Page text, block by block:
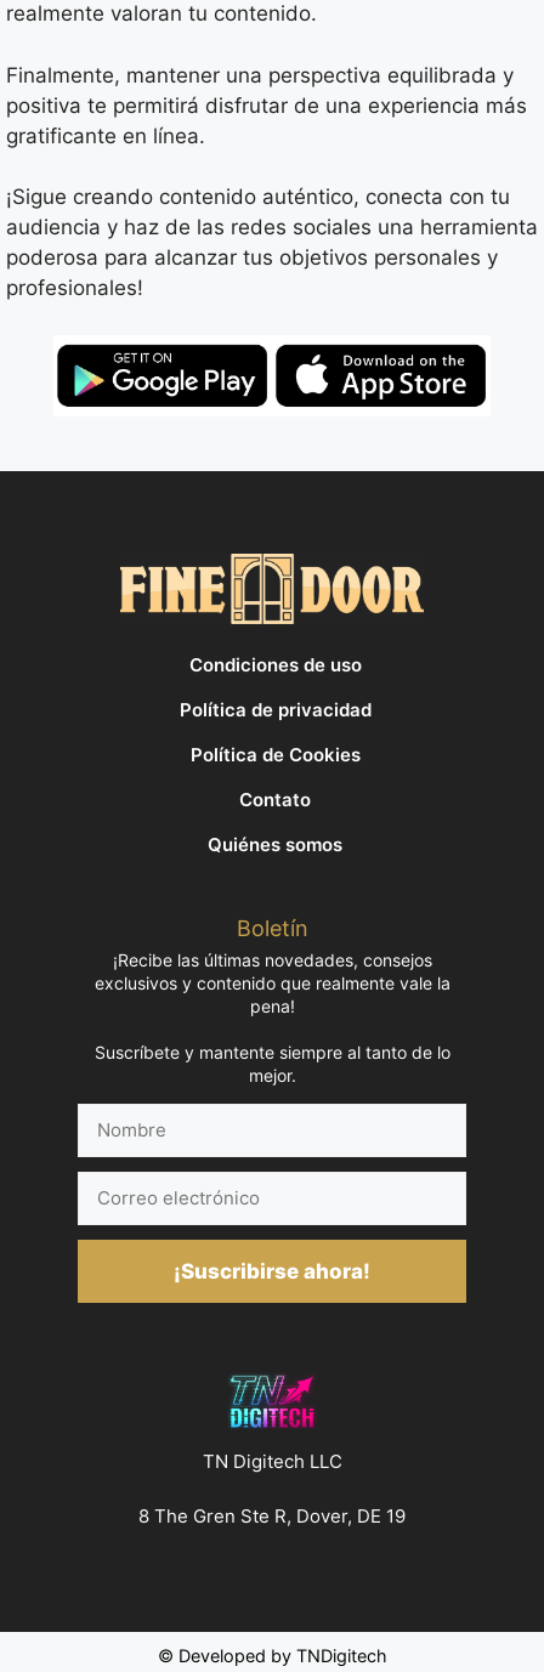
realmente valoran tu contenido.
Finalmente, mantener una perspectiva equilibrada y
positiva te permitirá disfrutar de una experiencia más
gratificante en línea.
¡Sigue creando contenido auténtico, conecta con tu
audiencia y haz de las redes sociales una herramienta
poderosa para alcanzar tus objetivos personales y
profesionales!
Condiciones de uso
Política de privacidad
Política de Cookies
Contato
Quiénes somos
Boletín
¡Recibe las últimas novedades, consejos
exclusivos y contenido que realmente vale la
pena!
Suscríbete y mantente siempre al tanto de lo
mejor.
electrónico
¡Suscribirse ahora!
TN Digitech LLC
8 The Gren Ste R, Dover, DE 19